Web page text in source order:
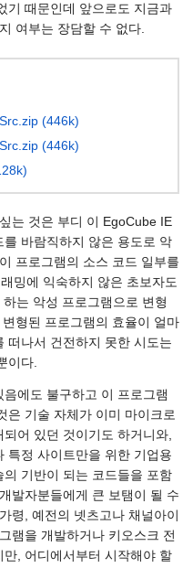
기 때문인데 앞으로도 지금과
여부는 장담할 수 없다.
(446k)
(446k)
는 것은 부디 이 EgoCube IE
바람직하지 않은 용도로 악
프로그램의 소스 코드 일부를
밍에 익숙하지 않은 초보자도
는 악성 프로그램으로 변형
형된 프로그램의 효율이 얼마
떠나서 건전하지 못한 시도는
이다.
에도 불구하고 이 프로그램
은 기술 자체가 이미 마이크로
어 있던 것이기도 하거니와,
특정 사이트만을 위한 기업용
기반이 되는 코드들을 포함
발자분들에게 큰 보탬이 될 수
령, 예전의 넷츠고나 채널아이
램을 개발하거나 키오스크 전
, 어디에서부터 시작해야 할